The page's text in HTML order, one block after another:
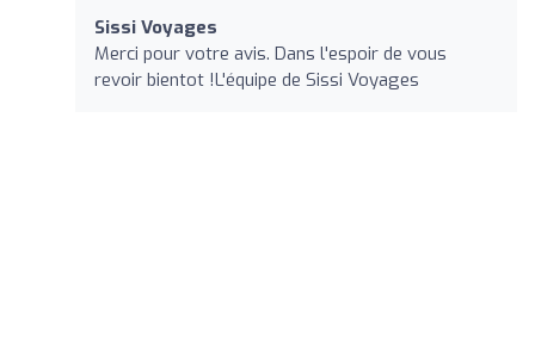
Sissi Voyages
Merci pour votre avis. Dans l'espoir de vous
revoir bientot !L'équipe de Sissi Voyages